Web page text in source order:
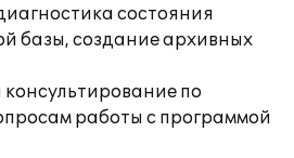
состояния
базы, создание архивных
по
работы с программой